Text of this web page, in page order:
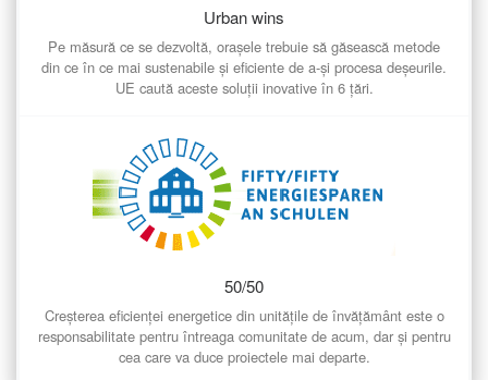
Urban wins
Pe măsură ce se dezvoltă, orașele trebuie să găsească metode
din ce în ce mai sustenabile și eficiente de a-și procesa deșeurile.
UE caută aceste soluții inovative în 6 țări.
50/50
Creșterea eficienței energetice din unitățile de învățământ este o
responsabilitate pentru întreaga comunitate de acum, dar și pentru
cea care va duce proiectele mai departe.